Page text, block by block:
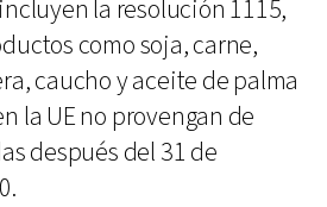
la resolución 1115,
como soja, carne,
caucho y aceite de palma
la UE no provengan de
después del 31 de